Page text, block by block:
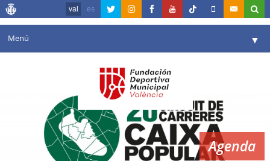
val es
Menú ▼
Instal·lacions
Comunicació ▼
Agenda